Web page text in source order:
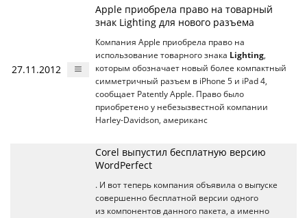
27.11.2012
Apple приобрела право на товарный
знак Lighting для нового разъема
Компания Apple приобрела право на
использование товарного знака Lighting,
которым обозначает новый более компактный
симметричный разъем в iPhone 5 и iPad 4,
сообщает Patently Apple. Право было
приобретено у небезызвестной компании
Harley-Davidson, американс
Corel выпустил бесплатную версию
WordPerfect
. И вот теперь компания объявила о выпуске
совершенно бесплатной версии одного
из компонентов данного пакета, а именно